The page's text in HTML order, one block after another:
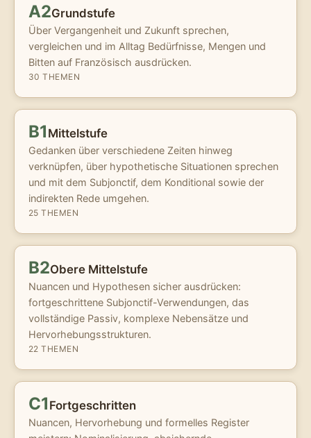
A2Grundstufe
Über Vergangenheit und Zukunft sprechen,
vergleichen und im Alltag Bedürfnisse, Mengen und
Bitten auf Französisch ausdrücken.
30 THEMEN
B1 Mittelstufe
Gedanken über verschiedene Zeiten hinweg
verknüpfen, über hypothetische Situationen sprechen
und mit dem Subjonctif, dem Konditional sowie der
indirekten Rede umgehen.
25 THEMEN
B2Obere Mittelstufe
Nuancen und Hypothesen sicher ausdrücken:
fortgeschrittene Subjonctif-Verwendungen, das
vollständige Passiv, komplexe Nebensätze und
Hervorhebungsstrukturen.
22 THEMEN
C1 Fortgeschritten
Nuancen, Hervorhebung und formelles Register